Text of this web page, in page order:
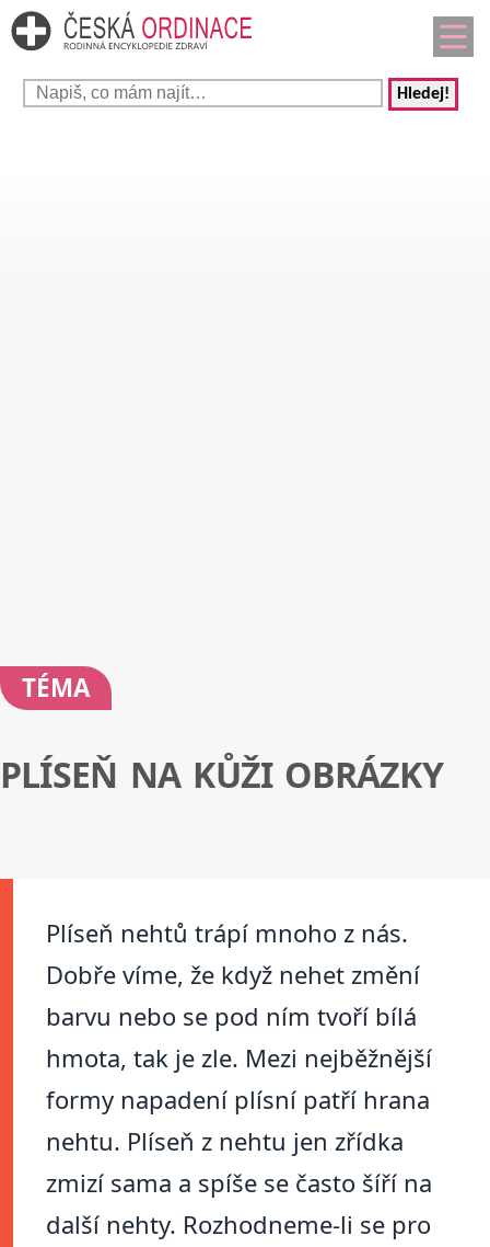
Hledej!
TÉMA
PLÍSEŇ NA KŮŽI OBRÁZKY
Plíseň nehtů trápí mnoho z nás.
Dobře víme, že když nehet změní
barvu nebo se pod ním tvoří bílá
hmota, tak je zle. Mezi nejběžnější
formy napadení plísní patří hrana
nehtu. Plíseň z nehtu jen zřídka
zmizí sama a spíše se často šíří na
další nehty. Rozhodneme-li se pro